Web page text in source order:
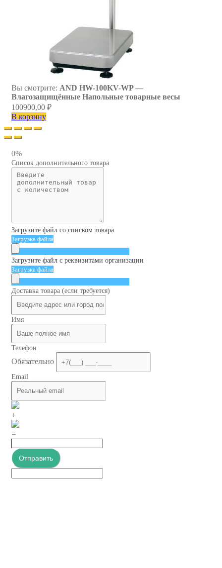
Вы смотрите: AND HW-100KV-WP —
Влагозащищённые Напольные товарные весы
100900,00 ₽
В корзину
0%
Список дополнительного товара
Загрузите файл со списком товара
Загрузка файла
Загрузите файл с реквизитами организации
Загрузка файла
Доставка товара (если требуется)
Имя
Телефон
Обязательно
Email
+
=
Отправить